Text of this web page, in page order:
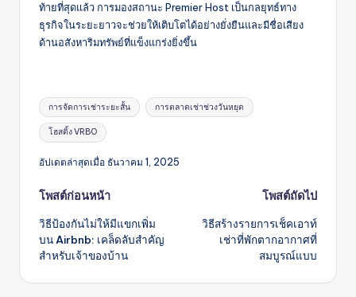
ท้ายที่สุดแล้ว การมองสถานะ Premier Host เป็นกลยุทธ์ทาง
ธุรกิจในระยะยาวจะช่วยให้เติบโตได้อย่างยั่งยืนและมีชื่อเสียง
ด้านอสังหาริมทรัพย์ที่แข็งแกร่งยิ่งขึ้น
แท็ก:
การจัดการเช่าระยะสั้น การตลาดเช่าช่วงวันหยุด
โฮสติ้ง VRBO
อัปเดตล่าสุดเมื่อ ธันวาคม 1, 2025
โพสต์
นำทาง
โพสต์ก่อนหน้า
วิธีป้องกันไม่ให้มีแขกเพิ่ม
บน Airbnb: เคล็ดลับสำคัญ
สำหรับเจ้าของบ้าน
โพสต์ถัดไป
วิธีสร้างรายการเช็คเอาท์
เช่าที่พักตากอากาศที่
สมบูรณ์แบบ